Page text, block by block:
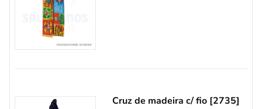
Cruz de madeira c/ fio [2735]